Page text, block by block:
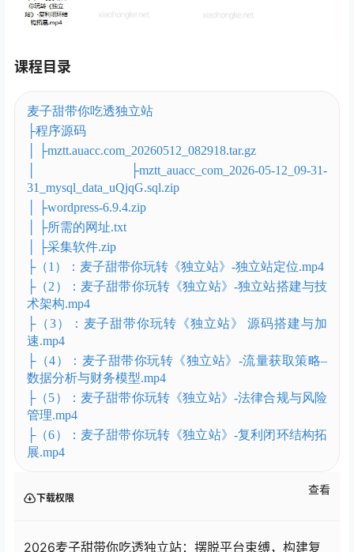
课程目录
麦子甜带你吃透独立站
├程序源码
│ ├mztt.auacc.com_20260512_082918.tar.gz
│ ├mztt_auacc_com_2026-05-12_09-31-
31_mysql_data_uQjqG.sql.zip
│ ├wordpress-6.9.4.zip
│ ├所需的网址.txt
│ ├采集软件.zip
├（1）：麦子甜带你玩转《独立站》-独立站定位.mp4
├（2）：麦子甜带你玩转《独立站》-独立站搭建与技
术架构.mp4
├（3）：麦子甜带你玩转《独立站》 源码搭建与加
速.mp4
├（4）：麦子甜带你玩转《独立站》-流量获取策略–
数据分析与财务模型.mp4
├（5）：麦子甜带你玩转《独立站》-法律合规与风险
管理.mp4
├（6）：麦子甜带你玩转《独立站》-复利闭环结构拓
展.mp4
下载权限
查看
2026麦子甜带你吃透独立站：摆脱平台束缚，构建复